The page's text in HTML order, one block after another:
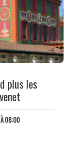
plus les
08:00